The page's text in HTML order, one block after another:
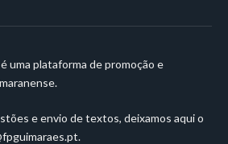
uma plataforma de promoção e
e envio de textos, deixamos aqui o
.